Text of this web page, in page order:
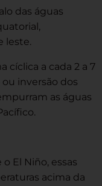
das águas
leste.
cíclica a cada 2 a 7
inversão dos
as águas
El Niño, essas
acima da